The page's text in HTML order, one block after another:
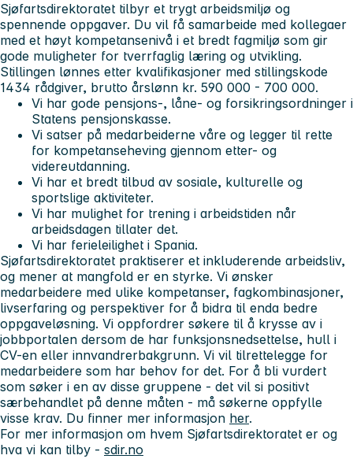
Sjøfartsdirektoratet tilbyr et trygt arbeidsmiljø og
spennende oppgaver. Du vil få samarbeide med kollegaer
med et høyt kompetansenivå i et bredt fagmiljø som gir
gode muligheter for tverrfaglig læring og utvikling.
Stillingen lønnes etter kvalifikasjoner med stillingskode
1434 rådgiver, brutto årslønn kr. 590 000 - 700 000.
Vi har gode pensjons-, låne- og forsikringsordninger i
Statens pensjonskasse.
Vi satser på medarbeiderne våre og legger til rette
for kompetanseheving gjennom etter- og
videreutdanning.
Vi har et bredt tilbud av sosiale, kulturelle og
sportslige aktiviteter.
Vi har mulighet for trening i arbeidstiden når
arbeidsdagen tillater det.
Vi har ferieleilighet i Spania.
Sjøfartsdirektoratet praktiserer et inkluderende arbeidsliv,
og mener at mangfold er en styrke. Vi ønsker
medarbeidere med ulike kompetanser, fagkombinasjoner,
livserfaring og perspektiver for å bidra til enda bedre
oppgaveløsning. Vi oppfordrer søkere til å krysse av i
jobbportalen dersom de har funksjonsnedsettelse, hull i
CV-en eller innvandrerbakgrunn. Vi vil tilrettelegge for
medarbeidere som har behov for det. For å bli vurdert
som søker i en av disse gruppene - det vil si positivt
særbehandlet på denne måten - må søkerne oppfylle
visse krav. Du finner mer informasjon her.
For mer informasjon om hvem Sjøfartsdirektoratet er og
hva vi kan tilby - sdir.no